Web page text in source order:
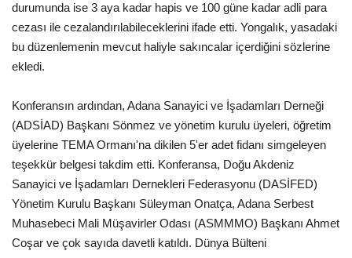
durumunda ise 3 aya kadar hapis ve 100 güne kadar adli para
cezası ile cezalandırılabileceklerini ifade etti. Yongalık, yasadaki
bu düzenlemenin mevcut haliyle sakıncalar içerdiğini sözlerine
ekledi.
Konferansın ardından, Adana Sanayici ve İşadamları Derneği
(ADSİAD) Başkanı Sönmez ve yönetim kurulu üyeleri, öğretim
üyelerine TEMA Ormanı'na dikilen 5'er adet fidanı simgeleyen
teşekkür belgesi takdim etti. Konferansa, Doğu Akdeniz
Sanayici ve İşadamları Dernekleri Federasyonu (DASİFED)
Yönetim Kurulu Başkanı Süleyman Onatça, Adana Serbest
Muhasebeci Mali Müşavirler Odası (ASMMMO) Başkanı Ahmet
Coşar ve çok sayıda davetli katıldı. Dünya Bülteni